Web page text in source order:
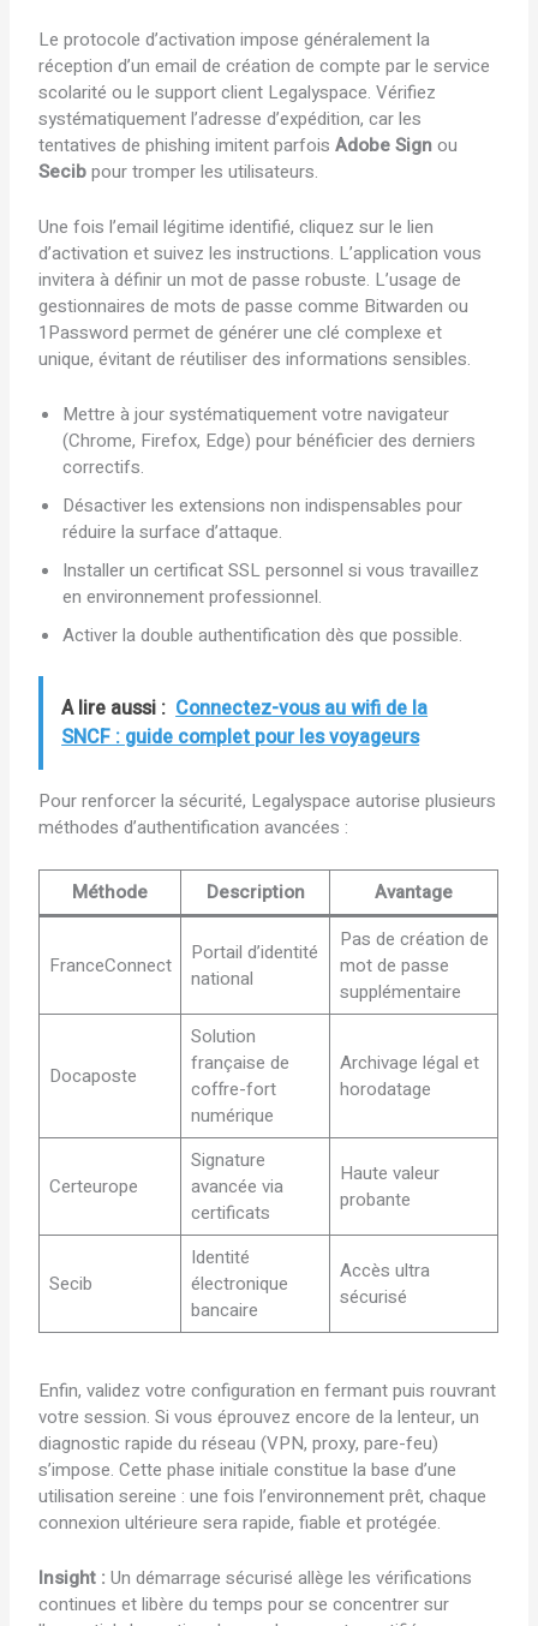
Le protocole d’activation impose généralement la
réception d’un email de création de compte par le service
scolarité ou le support client Legalyspace. Vérifiez
systématiquement l’adresse d’expédition, car les
tentatives de phishing imitent parfoisAdobe Signou
Secibpour tromper les utilisateurs.
Une fois l’email légitime identifié, cliquez sur le lien
d’activation et suivez les instructions. L’application vous
invitera à définir un mot de passe robuste. L’usage de
gestionnaires de mots de passe comme Bitwarden ou
1Password permet de générer une clé complexe et
unique, évitant de réutiliser des informations sensibles.
Mettre à jour systématiquement votre navigateur
(Chrome, Firefox, Edge) pour bénéficier des derniers
correctifs.
Désactiver les extensions non indispensables pour
réduire la surface d’attaque.
Installer un certificat SSL personnel si vous travaillez
en environnement professionnel.
Activer la double authentification dès que possible.
A lire aussi : Connectez-vous au wifi de la
SNCF : guide complet pour les voyageurs
Pour renforcer la sécurité, Legalyspace autorise plusieurs
méthodes d’authentification avancées :
Méthode Description Avantage
FranceConnect
Portail d’identité
national
Pas de création de
mot de passe
supplémentaire
Docaposte
Solution
française de
coffre-fort
numérique
Archivage légal et
horodatage
Certeurope
Signature
avancée via
certificats
Haute valeur
probante
Secib
Identité
électronique
bancaire
Accès ultra
sécurisé
Enfin, validez votre configuration en fermant puis rouvrant
votre session. Si vous éprouvez encore de la lenteur, un
diagnostic rapide du réseau (VPN, proxy, pare-feu)
s’impose. Cette phase initiale constitue la base d’une
utilisation sereine : une fois l’environnement prêt, chaque
connexion ultérieure sera rapide, fiable et protégée.
Insight : Un démarrage sécurisé allège les vérifications
continues et libère du temps pour se concentrer sur